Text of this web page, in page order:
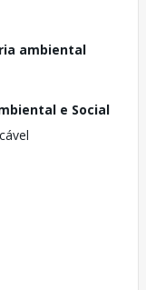
ambiental
e Social